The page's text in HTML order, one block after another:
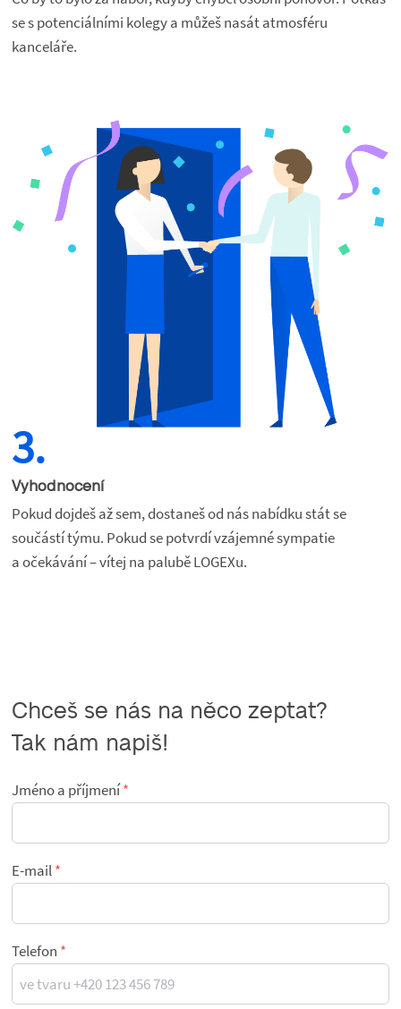
se s potenciálními kolegy a můžeš nasát atmosféru
kanceláře.
3.
Vyhodnocení
Pokud dojdeš až sem, dostaneš od nás nabídku stát se
součástí týmu. Pokud se potvrdí vzájemné sympatie
a očekávání – vítej na palubě LOGEXu.
Chceš se nás na něco zeptat?
Tak nám napiš!
Jméno a příjmení
E-mail
Telefon